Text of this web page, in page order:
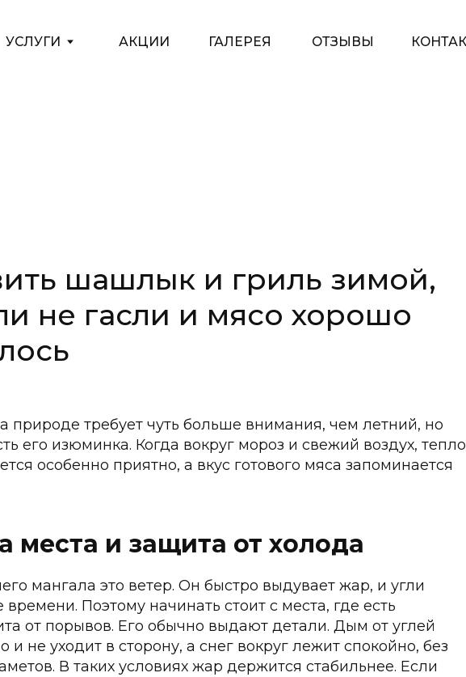
шашлык и гриль зимой,
не гасли и мясо хорошо
требует чуть больше внимания, чем летний, но
его изюминка. Когда вокруг мороз и свежий воздух, тепло
особенно приятно, а вкус готового мяса запоминается
места и защита от холода
мангала это ветер. Он быстро выдувает жар, и угли
Поэтому начинать стоит с места, где есть
от порывов. Его обычно выдают детали. Дым от углей
и не уходит в сторону, а снег вокруг лежит спокойно, без
В таких условиях жар держится стабильнее. Если